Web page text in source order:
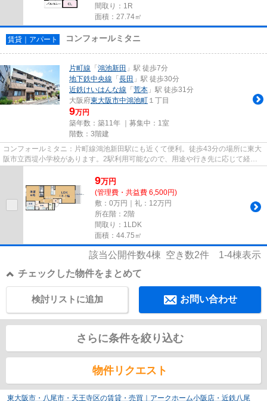
間取り：1R
面積：27.74㎡
賃貸｜アパート コンフォールミタニ
片町線 「鴻池新田 」駅 徒歩7分
地下鉄中央線 「長田 」駅 徒歩30分
近鉄けいはんな線 「荒本 」駅 徒歩31分
大阪府東大阪市中鴻池町 １丁目
9万円
築年数：築11年 ｜募集中： 1室
階数：3階建
コンフォールミタニ：片町線鴻池新田駅にも近くて便利。徒歩43分の場所に東大
阪市立西堤小学校があります。2駅利用可能なので、用途や行き先に応じて経路
を選択できます。共用部に住民...
9万円
(管理費・共益費 6,500円)
敷：0万円｜礼：12万円
所在階：2階
間取り：1LDK
面積：44.75㎡
該当公開件数4棟 空き数2件 1-4棟表示
チェックした物件をまとめて
お問い合わせ
検討リストに追加
さらに条件を絞り込む
物件リクエスト
東大阪市・八尾市・天王寺区の賃貸・売買｜アークホーム小阪店・近鉄八尾